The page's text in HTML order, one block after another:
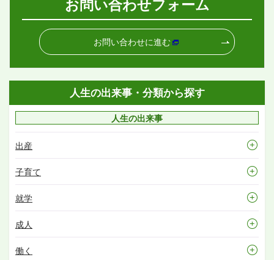
お問い合わせフォーム
お問い合わせに進む
人生の出来事・分類から探す
人生の出来事
出産
子育て
就学
成人
働く